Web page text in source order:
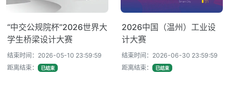
“中交公规院杯”2026世界大
学生桥梁设计大赛
结束时间：2026-05-10 23:59:59
距离结束：
已结束
2026中国（温州）工业设
计大赛
结束时间：2026-06-30 23:59:59
距离结束：
已结束